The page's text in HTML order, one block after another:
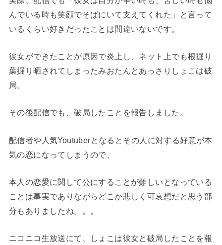
んでいる時も笑顔でそばにいて支えてくれた」と言って
いるくらい好きだったことは間違いないです。
彼女ができたことが原因で炎上し、ネット上でも根掘り
葉掘り晒されてしまったみおたんとあっさりしょこは破
局。
その後配信でも、破局したことを報告しました。
配信者や人気Youtuberとなるとその人に対する好意が本
気の恋になってしまうので、
本人の恋愛に関して公にすることが難しいとなっている
ことは事実でありながらどこか悲しく可哀想だと思う部
分もありましたね。。。
ニコニコ生放送にて、しょこは彼女と破局したことを報